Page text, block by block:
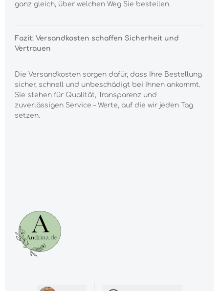
ganz gleich, über welchen Weg Sie bestellen.
Fazit: Versandkosten schaffen Sicherheit und
Vertrauen
Die Versandkosten sorgen dafür, dass Ihre Bestellung
sicher, schnell und unbeschädigt bei Ihnen ankommt.
Sie stehen für Qualität, Transparenz und
zuverlässigen Service – Werte, auf die wir jeden Tag
setzen.